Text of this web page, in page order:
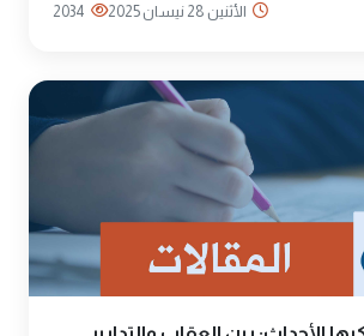
الأثنين 28 نيسان 2025 2034